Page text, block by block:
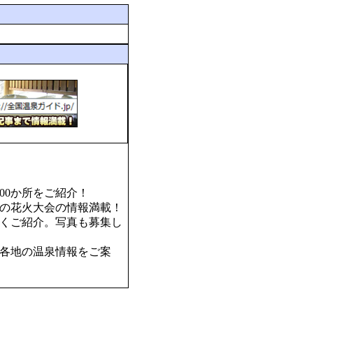
か所をご紹介！
花火大会の情報満載！
ご紹介。写真も募集し
地の温泉情報をご案